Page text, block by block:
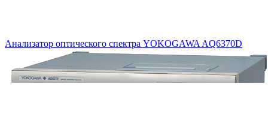
Анализатор оптического спектра YOKOGAWA AQ6370D